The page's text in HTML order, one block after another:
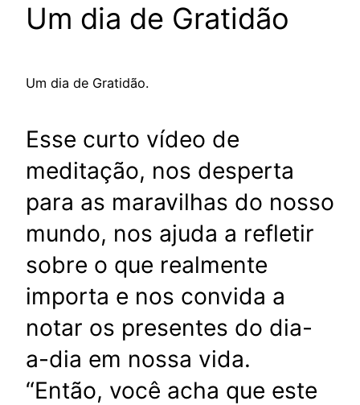
Um dia de Gratidão
Um dia de Gratidão.
Esse curto vídeo de
meditação, nos desperta
para as maravilhas do nosso
mundo, nos ajuda a refletir
sobre o que realmente
importa e nos convida a
notar os presentes do dia-
a-dia em nossa vida.
“Então, você acha que este